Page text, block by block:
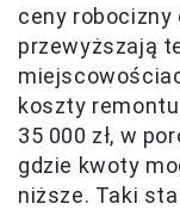
ceny robocizny
przewyższają
koszty
35 000 zł, w
gdzie kwoty
niższe. Taki